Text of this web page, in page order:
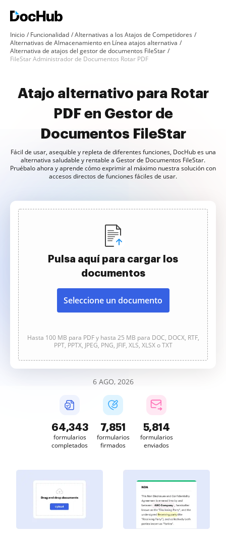
Inicio Funcionalidad
Alternativas a los Atajos de Competidores
Alternativas de Almacenamiento en Línea atajos alternativa
Alternativa de atajos del gestor de documentos FileStar
FileStar Administrador de Documentos Rotar PDF
Atajo alternativo para Rotar
PDF en Gestor de
Documentos FileStar
Fácil de usar, asequible y repleta de diferentes funciones, DocHub es una
alternativa saludable y rentable a Gestor de Documentos FileStar.
Pruébalo ahora y aprende cómo exprimir al máximo nuestra solución con
accesos directos de funciones fáciles de usar.
Pulsa aquí para cargar los
documentos
Seleccione un documento
Hasta 100 MB para PDF y hasta 25 MB para DOC, DOCX, RTF,
PPT, PPTX, JPEG, PNG, JFIF, XLS, XLSX o TXT
6 AGO, 2026
64,344
formularios
completados
7,851
formularios
firmados
5,814
formularios
enviados